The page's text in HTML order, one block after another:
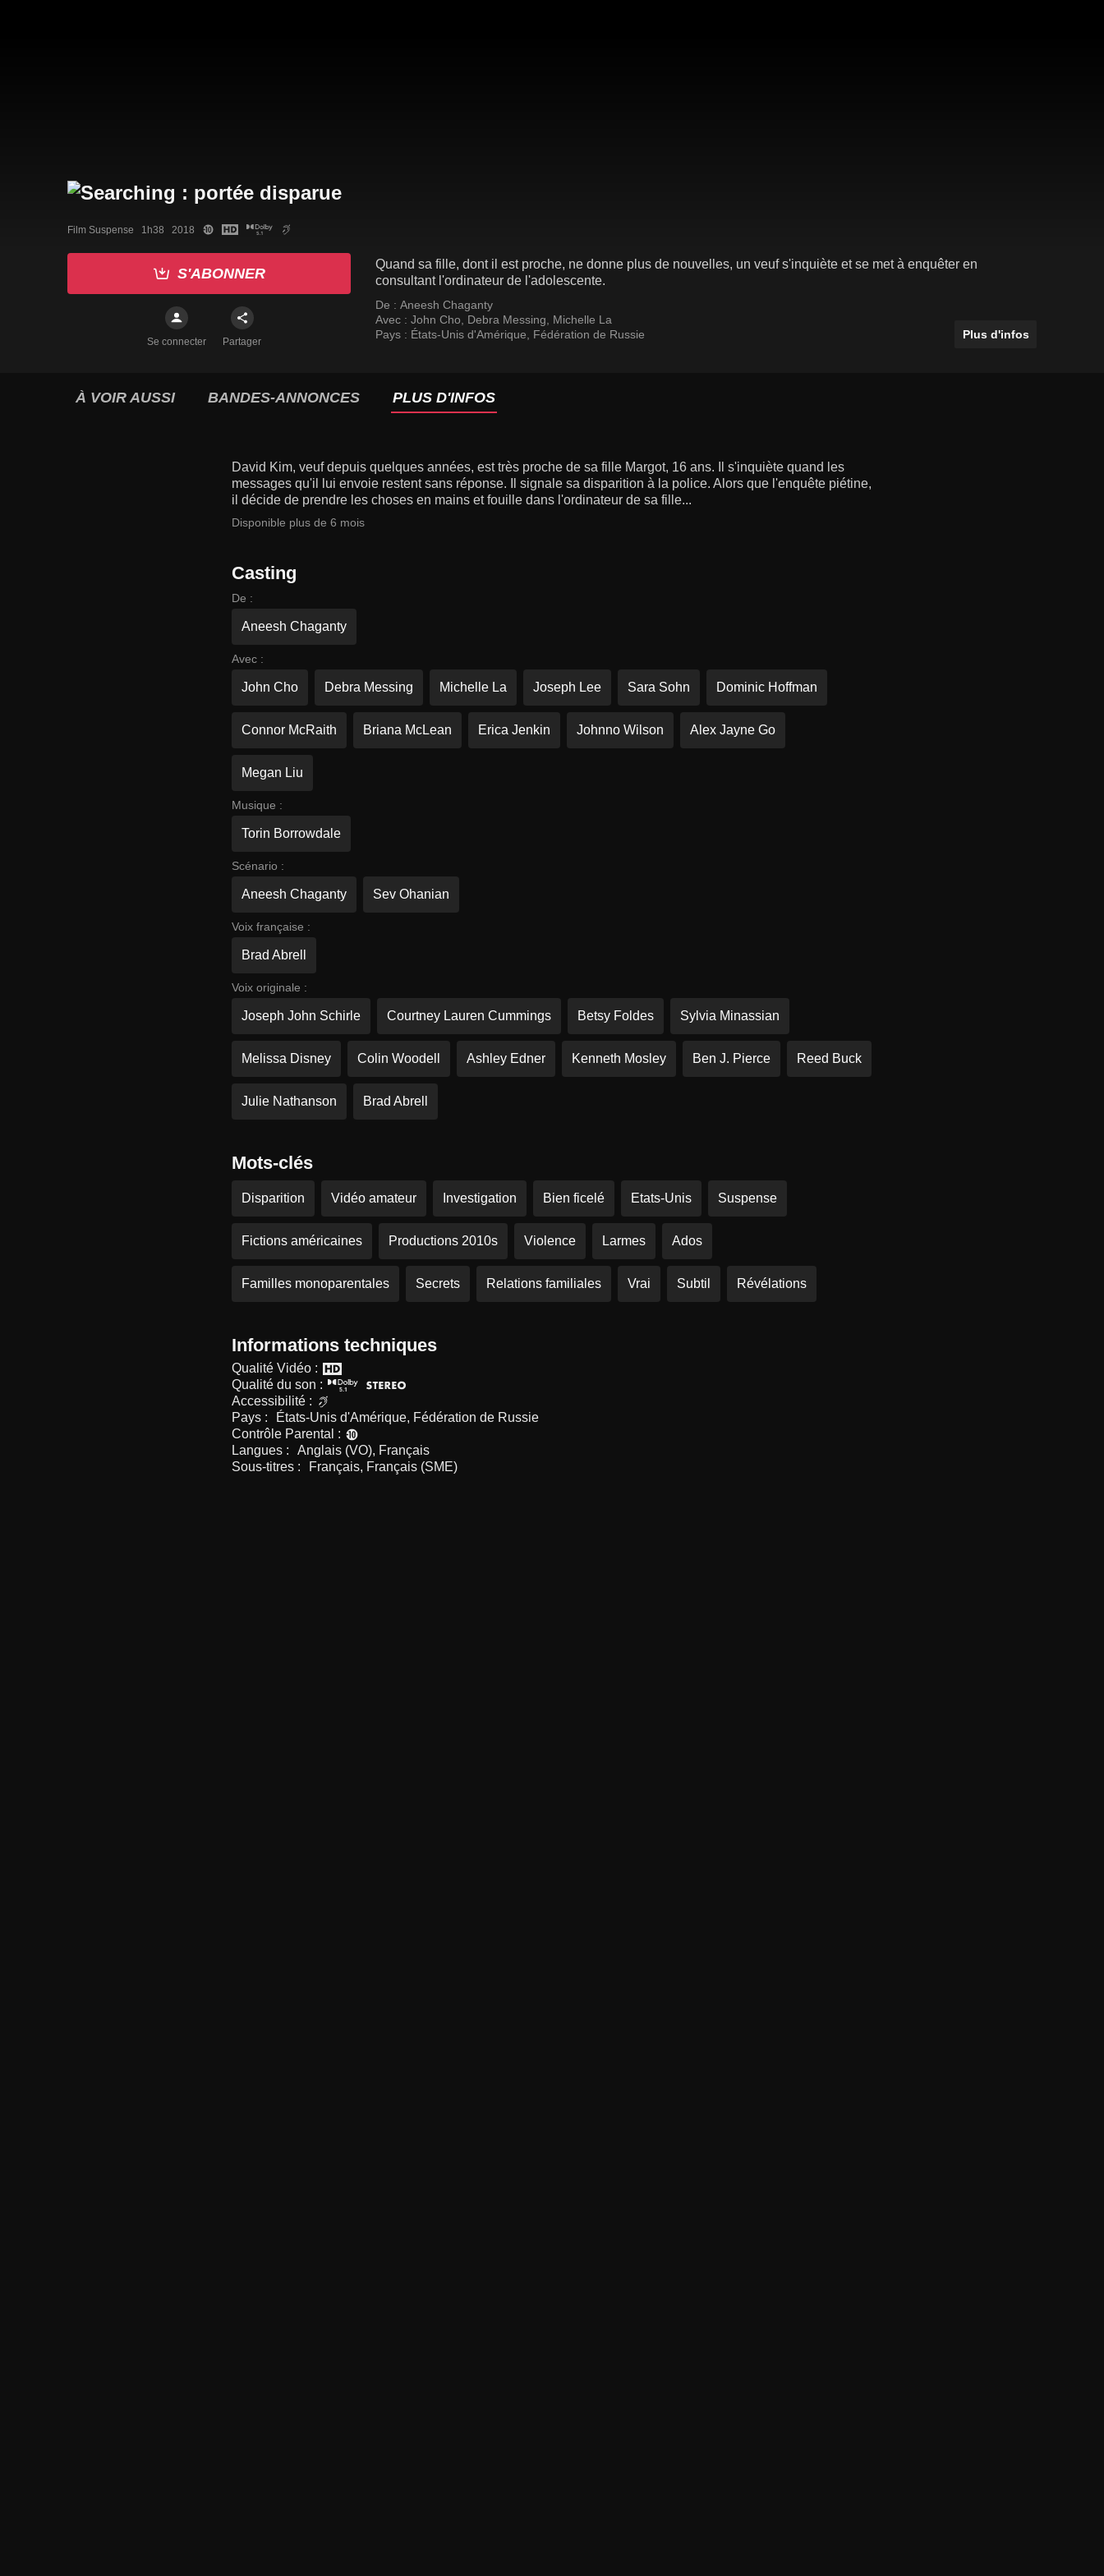
Film Suspense   1h38   2018
S'ABONNER
Se connecter Partager
Quand sa fille, dont il est proche, ne donne plus de nouvelles, un veuf s'inquiète et se met à enquêter en
consultant l'ordinateur de l'adolescente.
De : Aneesh Chaganty
Avec : John Cho Debra Messing
Michelle La
Pays : États-Unis d'Amérique Fédération de Russie Plus d'infos
À VOIR AUSSI BANDES-ANNONCES PLUS D'INFOS
David Kim, veuf depuis quelques années, est très proche de sa fille Margot, 16 ans. Il s'inquiète quand les
messages qu'il lui envoie restent sans réponse. Il signale sa disparition à la police. Alors que l'enquête piétine,
il décide de prendre les choses en mains et fouille dans l'ordinateur de sa fille...
Disponible plus de 6 mois
Casting
De :
Aneesh Chaganty
Avec :
John Cho Debra Messing Michelle La Joseph Lee Sara Sohn Dominic Hoffman
Connor McRaith Briana McLean Erica Jenkin Johnno Wilson Alex Jayne Go
Megan Liu
Musique :
Torin Borrowdale
Scénario :
Aneesh Chaganty Sev Ohanian
Voix française :
Brad Abrell
Voix originale :
Joseph John Schirle Courtney Lauren Cummings Betsy Foldes Sylvia Minassian
Melissa Disney Colin Woodell Ashley Edner Kenneth Mosley Ben J. Pierce Reed Buck
Julie Nathanson Brad Abrell
Mots-clés
Disparition Vidéo amateur Investigation Bien ficelé Etats-Unis Suspense
Fictions américaines Productions 2010s Violence Larmes Ados
Familles monoparentales Secrets Relations familiales Vrai Subtil Révélations
Informations techniques
Qualité Vidéo :
Qualité du son :
Accessibilité :
Pays :
États-Unis d'Amérique, Fédération de Russie
Contrôle Parental :
Langues :
Anglais (VO), Français
Sous-titres :
Français, Français (SME)